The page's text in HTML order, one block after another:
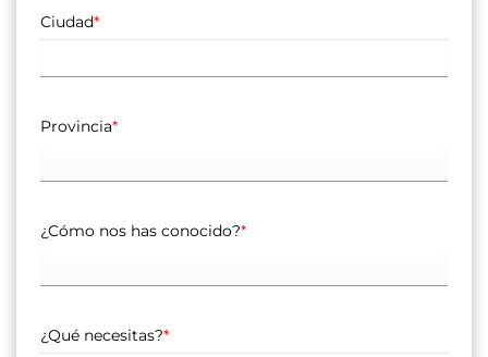
Ciudad*
Provincia*
¿Cómo nos has conocido?*
¿Qué necesitas?*